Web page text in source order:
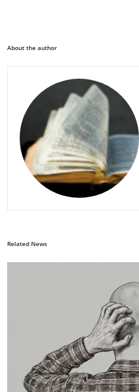
About the author
Related News